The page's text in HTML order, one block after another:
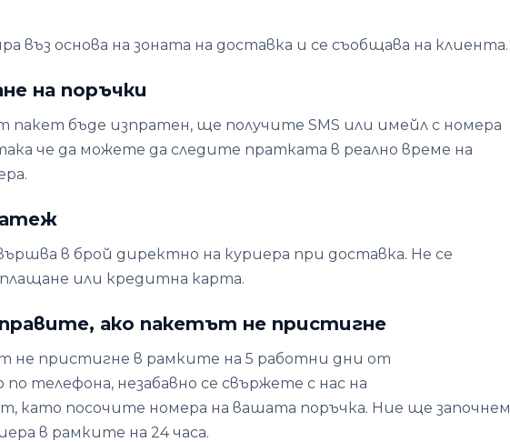
въз основа на зоната на доставка и се съобщава на клиента.
на поръчки
пакет бъде изпратен, ще получите SMS или имейл с номера
че да можете да следите пратката в реално време на
в брой директно на куриера при доставка. Не се
плащане или кредитна карта.
ако пакетът не пристигне
не пристигне в рамките на 5 работни дни от
телефона, незабавно се свържете с нас на
като посочите номера на вашата поръчка. Ние ще започнем
в рамките на 24 часа.